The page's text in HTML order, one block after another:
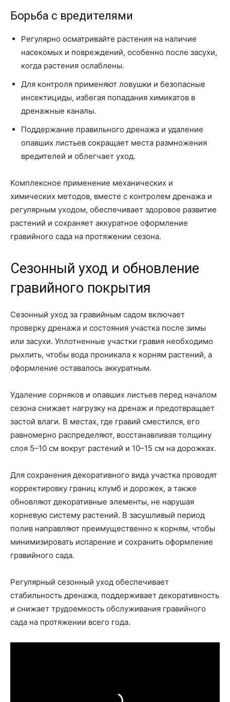
Борьба с вредителями
Регулярно осматривайте растения на наличие
насекомых и повреждений, особенно после засухи,
когда растения ослаблены.
Для контроля применяют ловушки и безопасные
инсектициды, избегая попадания химикатов в
дренажные каналы.
Поддержание правильного дренажа и удаление
опавших листьев сокращает места размножения
вредителей и облегчает уход.
Комплексное применение механических и
химических методов, вместе с контролем дренажа и
регулярным уходом, обеспечивает здоровое развитие
растений и сохраняет аккуратное оформление
гравийного сада на протяжении сезона.
Сезонный уход и обновление
гравийного покрытия
Сезонный уход за гравийным садом включает
проверку дренажа и состояния участка после зимы
или засухи. Уплотненные участки гравия необходимо
рыхлить, чтобы вода проникала к корням растений, а
оформление оставалось аккуратным.
Удаление сорняков и опавших листьев перед началом
сезона снижает нагрузку на дренаж и предотвращает
застой влаги. В местах, где гравий сместился, его
равномерно распределяют, восстанавливая толщину
слоя 5–10 см вокруг растений и 10–15 см на дорожках.
Для сохранения декоративного вида участка проводят
корректировку границ клумб и дорожек, а также
обновляют декоративные элементы, не нарушая
корневую систему растений. В засушливый период
полив направляют преимущественно к корням, чтобы
минимизировать испарение и сохранить оформление
гравийного сада.
Регулярный сезонный уход обеспечивает
стабильность дренажа, поддерживает декоративность
и снижает трудоемкость обслуживания гравийного
сада на протяжении всего года.